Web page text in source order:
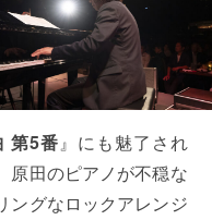
第5番』にも魅了され
原田のピアノが不穏な
ングなロックアレンジ